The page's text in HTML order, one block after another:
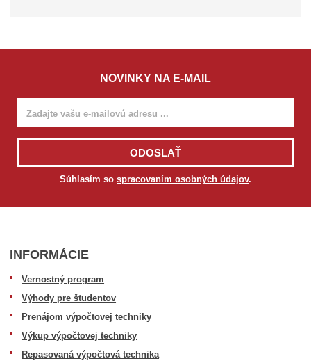
o
e
l
NOVINKY NA E-MAIL
ODOSLAŤ
Súhlasím so spracovaním osobných údajov.
INFORMÁCIE
Vernostný program
Výhody pre študentov
Prenájom výpočtovej techniky
Výkup výpočtovej techniky
Repasovaná výpočtová technika